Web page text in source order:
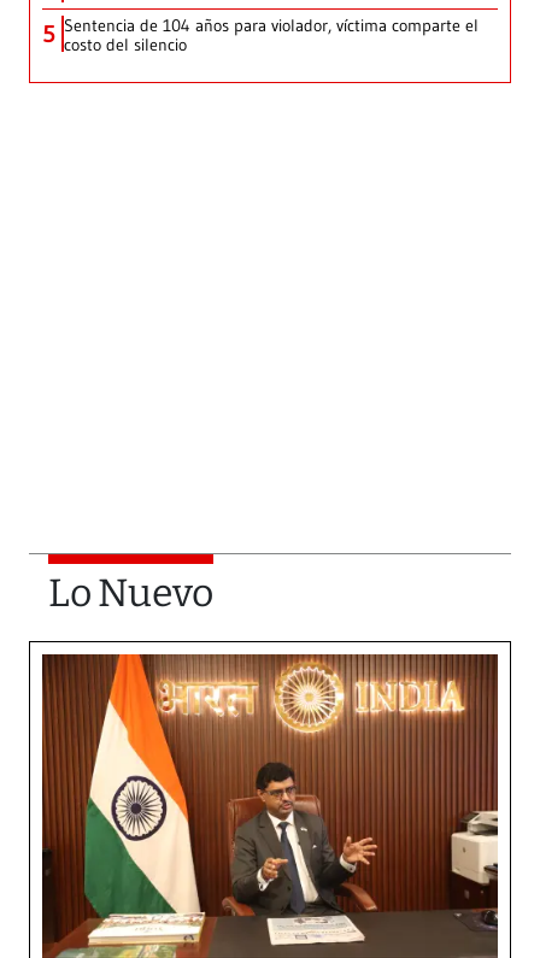
5 Sentencia de 104 años para violador, víctima comparte el
costo del silencio
Lo Nuevo